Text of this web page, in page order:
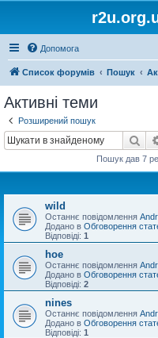
Допомога
Список форумів Пошук
Активні теми
Розширений пошук
Пошук дав 7
wild
Останнє повідомлення
Додано в Обговорення
Відповіді: 1
hoe
Останнє повідомлення
Додано в Обговорення
Відповіді: 2
nines
Останнє повідомлення
Додано в Обговорення
Відповіді: 1